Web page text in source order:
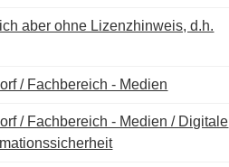
aber ohne Lizenzhinweis, d.h.
/ Fachbereich - Medien
/ Fachbereich - Medien / Digitale